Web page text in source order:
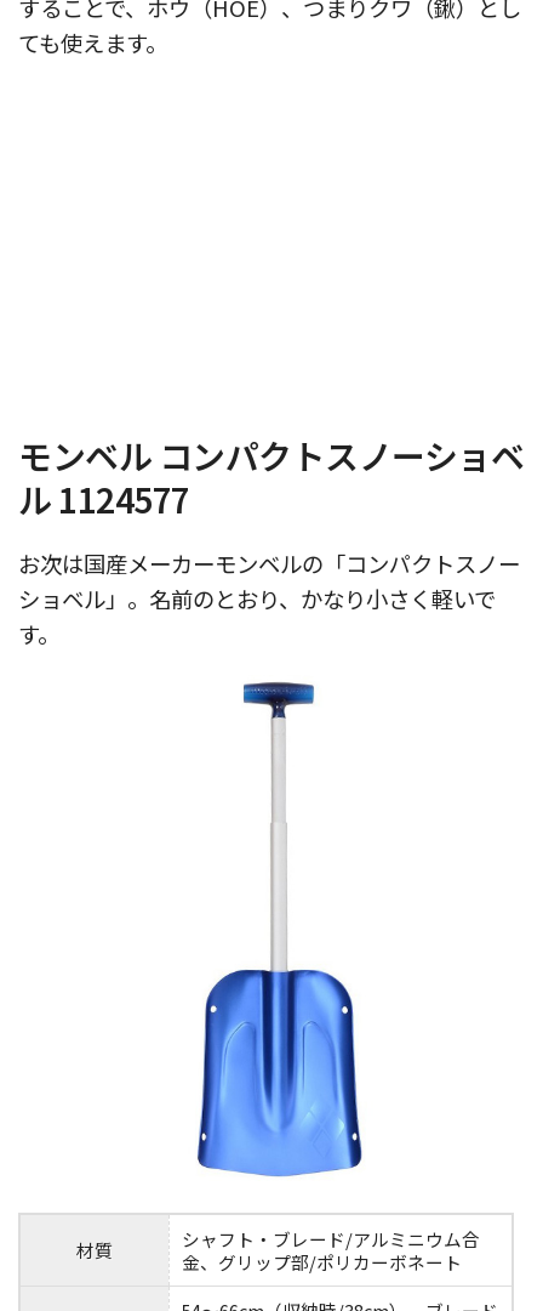
することで、ホウ（HOE）、つまりクワ（鍬）とし
ても使えます。
モンベル コンパクトスノーショベ
ル 1124577
お次は国産メーカーモンベルの「コンパクトスノー
ショベル」。名前のとおり、かなり小さく軽いで
す。
材質
シャフト・ブレード/アルミニウム合
金、グリップ部/ポリカーボネート